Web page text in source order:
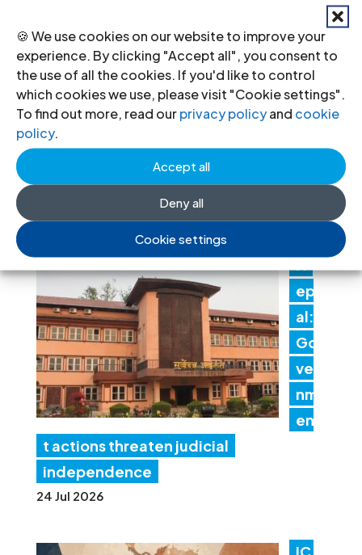
🍪 We use cookies on our website to improve your
experience. By clicking "Accept all", you consent to
the use of all the cookies. If you'd like to control
which cookies we use, please visit "Cookie settings".
To find out more, read ourprivacy policyand cookie
policy.
Accept all
Deny all
Cookie settings
Au
th
ori
tie
s must promptly implement the
Structured Dialogue’s human rights
recommendations
ep
al:
Go
ver
nm
en
t actions threaten judicial
independence
24 Jul 2026